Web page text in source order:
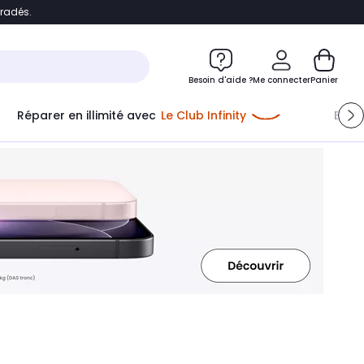
Besoin d'aide ?Me connecter
Me connecter
Panier
Réparer en illimité avec Le Club Infinity